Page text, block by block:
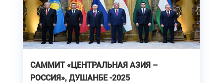
САММИТ «ЦЕНТРАЛЬНАЯ АЗИЯ –
РОССИЯ», ДУШАНБЕ -2025